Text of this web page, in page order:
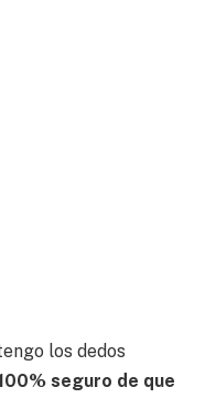
los dedos
seguro de que